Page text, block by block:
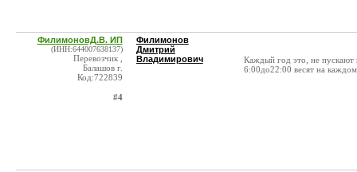
ФилимоновД.В. ИП
(ИНН:644007638137)
Перевозчик ,
Балашов г.
Код:722839
#4
Филимонов
Дмитрий
Владимирович
Каждый год это, не пускают
6:00до22:00 весят на